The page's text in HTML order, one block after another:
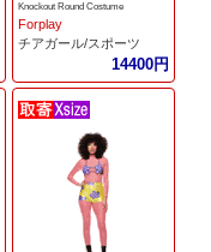
Knockout Round Costume
Forplay
チアガール/スポーツ
14400円